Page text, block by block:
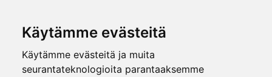
Käytämme evästeitä
Käytämme evästeitä ja muita
seurantateknologioita parantaaksemme